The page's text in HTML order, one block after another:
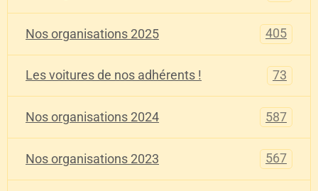
Nos organisations 2025 405
Les voitures de nos adhérents ! 73
Nos organisations 2024 587
Nos organisations 2023 567